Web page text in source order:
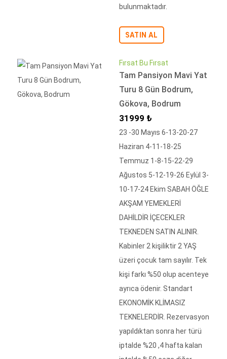
bulunmaktadır.
SATIN AL
Fırsat Bu Fırsat
Tam Pansiyon Mavi Yat
Turu 8 Gün Bodrum,
Gökova, Bodrum
İndirimli Fiyat
31999 ₺
23 -30 Mayıs 6-13-20-27
Haziran 4-11-18-25
Temmuz 1-8-15-22-29
Ağustos 5-12-19-26 Eylül 3-
10-17-24 Ekim SABAH ÖĞLE
AKŞAM YEMEKLERİ
DAHİLDİR İÇECEKLER
TEKNEDEN SATIN ALINIR.
Kabinler 2 kişiliktir 2 YAŞ
üzeri çocuk tam sayılır. Tek
kişi farkı %50 olup acenteye
ayrıca ödenir. Standart
EKONOMİK KLİMASIZ
TEKNELERDİR. Rezervasyon
yapıldıktan sonra her türü
iptalde %20 ,4 hafta kalan